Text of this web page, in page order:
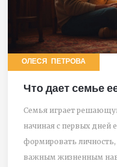
ОЛЕСЯ ПЕТРОВА
Что дает семье
Семья играет
начиная с первых дней
формировать
важным жизненным